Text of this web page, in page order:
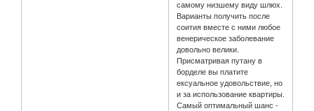
самому низшему виду шлюх.
Варианты получить после
соития вместе с ними любое
венерическое заболевание
довольно велики.
Присматривая путану в
борделе вы платите
ексуальное удовольствие, но
и за использование квартиры.
Самый оптимальный шанс -